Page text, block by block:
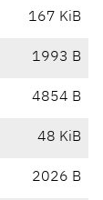
167 KiB
1993 B
4854 B
48 KiB
2026 B